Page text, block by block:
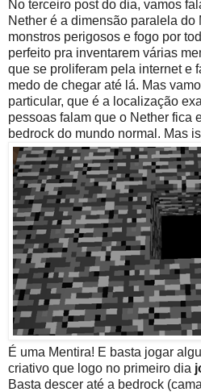
No terceiro post do dia, vamos
Nether é a dimensão paralela do
monstros perigosos e fogo por
perfeito pra inventarem várias
que se proliferam pela internet e
medo de chegar até lá. Mas
particular, que é a localização
pessoas falam que o Nether fica
bedrock do mundo normal. Mas
É uma Mentira! E basta jogar
criativo que logo no primeiro dia
Basta descer até a bedrock